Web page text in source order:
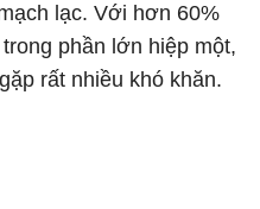
lạc. Với hơn 60%
phần lớn hiệp một,
rất nhiều khó khăn.